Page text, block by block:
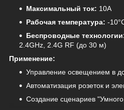
Максимальный ток: 10А
Рабочая температура: -
Беспроводные
2.4GHz, 2.4G RF (до 30 м)
Применение:
Управление освещением в
Автоматизация розеток и
Создание сценариев